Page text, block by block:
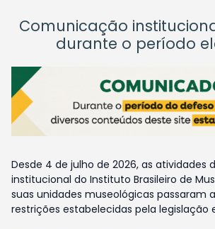
Comunicação
durante o período
Desde 4 de julho de 2026, as atividades
institucional do Instituto Brasileiro de
suas unidades museológicas passaram
restrições estabelecidas pela legislação